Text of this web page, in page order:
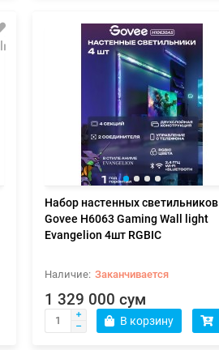
Набор настенных светильников
Govee H6063 Gaming Wall light
Evangelion 4шт RGBIC
Заканчивается
1 329 000 сум
В корзину